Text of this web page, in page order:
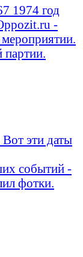
1974 год
-
партии.
эти даты
событий -
фотки.